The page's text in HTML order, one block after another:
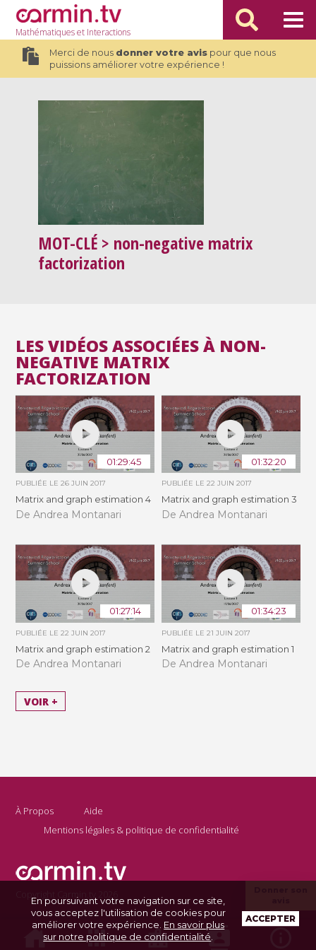
Mathématiqueset Interactions
Merci de nous donner votre avispour que nous
puissions améliorer votre expérience !
MOT-CLÉ > non-negative matrix
factorization
LES VIDÉOS ASSOCIÉES À NON-
NEGATIVE MATRIX
FACTORIZATION
01:29:45
PUBLIÉE LE26 JUIN 2017
Matrix and graph estimation 4
De Andrea Montanari
01:32:20
PUBLIÉE LE 22 JUIN 2017
Matrix and graph estimation 3
De Andrea Montanari
01:27:14
PUBLIÉE LE22 JUIN 2017
Matrix and graph estimation 2
De Andrea Montanari
01:34:23
PUBLIÉE LE 21 JUIN 2017
Matrix and graph estimation 1
De Andrea Montanari
VOIR +
À Propos
Aide
Mentions légales & politique de confidentialité
Copyright Carmin.tv 2026
En poursuivant votre navigation sur ce site,
vous acceptez l'utilisation de cookies pour
améliorer votre expérience. En savoir plus
sur notre politique de confidentialité
ACCEPTER